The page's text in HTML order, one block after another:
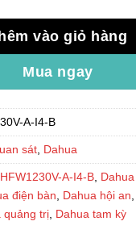
vào giỏ hàng
Mua ngay
A-I4-B
sát Dahua
A-I4-B
điện bàn Dahua hội an
quảng trị Dahua tam kỳ